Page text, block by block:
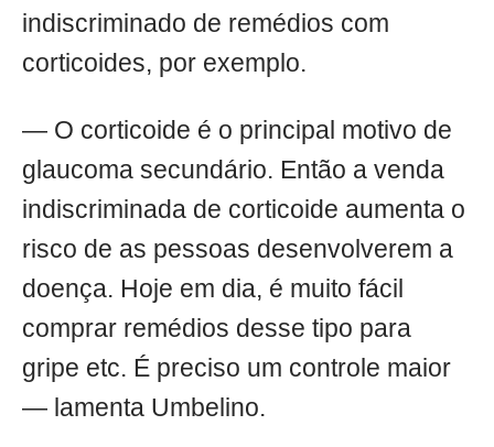
indiscriminado de remédios com
corticoides, por exemplo.
— O corticoide é o principal motivo de
glaucoma secundário. Então a venda
indiscriminada de corticoide aumenta o
risco de as pessoas desenvolverem a
doença. Hoje em dia, é muito fácil
comprar remédios desse tipo para
gripe etc. É preciso um controle maior
— lamenta Umbelino.